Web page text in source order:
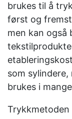
brukes til å
først og
men kan også
som
brukes i
Trykkmetoden